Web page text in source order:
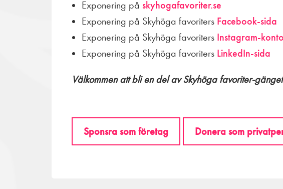
Exponering på skyhogafavoriter.se
Exponering på Skyhöga favoriters Facebook-sida
Exponering på Skyhöga favoriters Instagram-konto
Exponering på Skyhöga favoriters LinkedIn-sida
Välkommen att bli en del av Skyhöga favoriter-
Sponsra som företag Donera som